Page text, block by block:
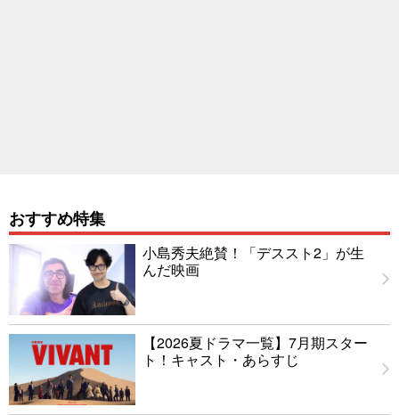
おすすめ特集
小島秀夫絶賛！「デススト2」が生
んだ映画
【2026夏ドラマ一覧】7月期スター
ト！キャスト・あらすじ